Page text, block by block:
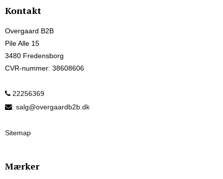
Kontakt
Overgaard B2B
Pile Alle 15
3480 Fredensborg
CVR-nummer: 38608606
22256369
: salg@overgaardb2b.dk
Sitemap
Mærker